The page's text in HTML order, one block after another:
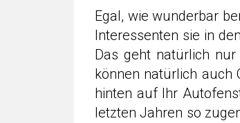
Egal, wie wunderbar
Interessenten sie in
Das geht natürlich
können natürlich auch
hinten auf Ihr
letzten Jahren so